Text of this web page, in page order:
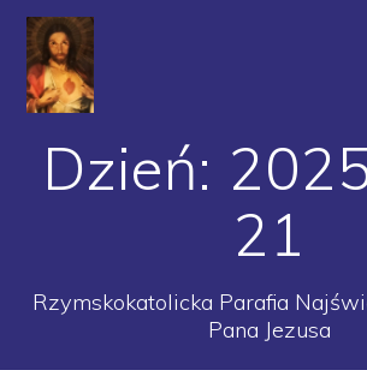
Dzień:
21
Rzymskokatolicka Parafia
Pana Jezusa